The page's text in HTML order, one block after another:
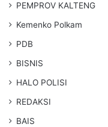
PEMPROV KALTENG
Kemenko Polkam
PDB
BISNIS
HALO POLISI
REDAKSI
BAIS